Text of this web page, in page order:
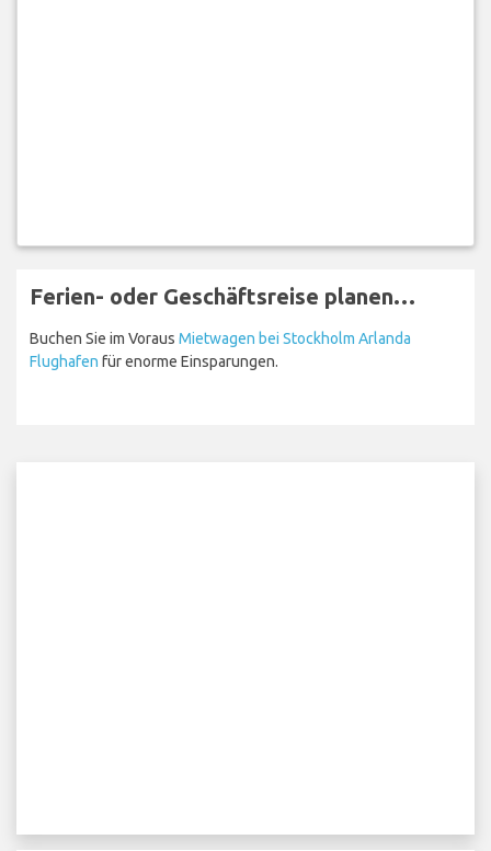
Ferien- oder Geschäftsreise planen…
Buchen Sie im Voraus Mietwagen bei Stockholm Arlanda
Flughafen für enorme Einsparungen.